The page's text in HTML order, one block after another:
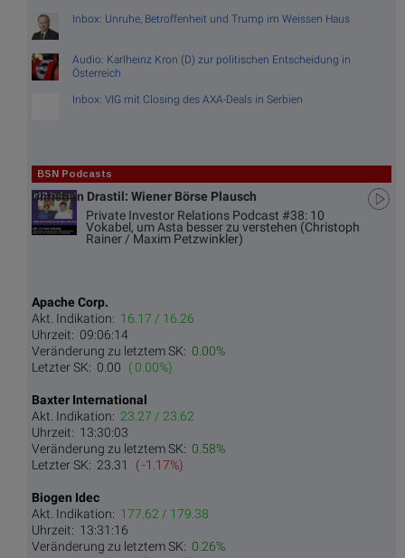
Inbox: Unruhe, Betroffenheit und Trump im Weissen Haus
Audio: Karlheinz Kron (D) zur politischen Entscheidung in
Österreich
Inbox: VIG mit Closing des AXA-Deals in Serbien
BSN Podcasts
Christian Drastil: Wiener Börse Plausch
Private Investor Relations Podcast #38: 10
Vokabel, um Asta besser zu verstehen (Christoph
Rainer / Maxim Petzwinkler)
Apache Corp.
Akt. Indikation: 16.17 / 16.26
Uhrzeit: 09:06:14
Veränderung zu letztem SK: 0.00%
Letzter SK: 0.00 ( 0.00%)
Baxter International
Akt. Indikation: 23.27 / 23.62
Uhrzeit: 13:30:03
Veränderung zu letztem SK: 0.58%
Letzter SK: 23.31 ( -1.17%)
Biogen Idec
Akt. Indikation: 177.62 / 179.38
Uhrzeit: 13:31:16
Veränderung zu letztem SK: 0.26%